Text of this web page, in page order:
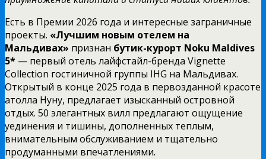
Есть в Премии 2026 года и интересные заграничные
проекты. «Лучшим новым отелем на
Мальдивах» признан бутик-курорт Noku Maldives
5* — первый отель лайфстайл-бренда Vignette
Collection гостиничной группы IHG на Мальдивах.
Открытый в конце 2025 года в первозданной красоте
атолла Нуну, предлагает изысканный островной
отдых. 50 элегантных вилл предлагают ощущение
уединения и тишины, дополненных теплым,
внимательным обслуживанием и тщательно
продуманными впечатлениями.